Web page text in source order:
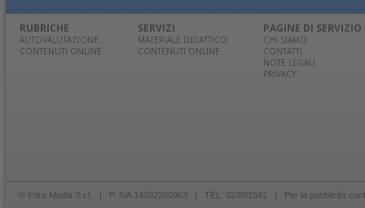
RUBRICHE
AUTOVALUTAZIONE
CONTENUTI ONLINE
SERVIZI
MATERIALE DIDATTICO
CONTENUTI ONLINE
PAGINE DI SERVIZIO
CHI SIAMO
CONTATTI
NOTE LEGALI
PRIVACY
© Edra Media S.r.l. | P. IVA 14392280963 | TEL: 02/881841 | Per la pubblicità